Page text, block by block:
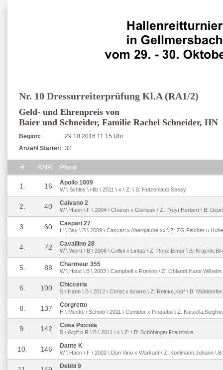
Nr. 10 Dressurreiterprüfung Kl.A (RA1/2)
Geld- und Ehrenpreis von
Baier und Schneider, Familie Rachel Schneider, HN
Beginn:
29.10.2016 11:15 Uhr
Anzahl Starter: 32
# KNR Pferd
1. 16 Apollo 1009
W \ Schles \ Hlb \ 2011 \ x \ Z: \ B: Hutzenlaub,Sessy
2. 40 Caivano 2
W \ Hann \ F \ 2004 \ Charon x Glorieux \ Z: Preyt,Herbert \ B:
3. 60 Caspari 27
H \ Bay \ B \ 2009 \ Cascari x Aberglaube xx \ Z: ZG Fischer
4. 72 Cavallino 28
W \ Württ \ B \ 2006 \ Cellini x Lintas \ Z: Renz,Elmar \ B:
5. 88 Charmeur 355
W \ Holst \ B \ 2003 \ Campbell x Romino \ Z: Ohlandt,Hans
6. 100 Chicceria
S \ Hann \ B \ 2012 \ Christ x Azarro \ Z: Reinke,Kat* \ B:
8. 137 Corgretto
H \ Meckl. \ Schwb \ 2011 \ Contidor x Pinatubo \ Z:
9. 142 Cosa Piccola
S \ Grpf.o.R \ B \ 2011 \ x \ Z: \ B: Schöbinger,Franziska
10. 146 Dante K
W \ Hann \ F \ 2002 \ Don Vino x Warkant \ Z: Koelmann,Johann \
Debbi 9